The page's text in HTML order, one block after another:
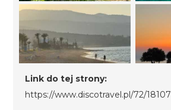
Link do tej strony:
https://www.discotravel.pl/72/18107